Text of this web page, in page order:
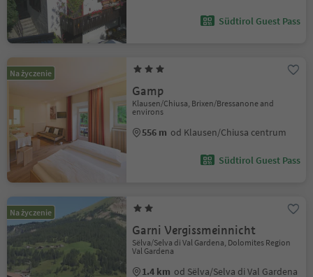
Südtirol Guest Pass
Na życzenie
Gamp
Klausen/Chiusa, Brixen/Bressanone and
environs
556 m od Klausen/Chiusa centrum
Südtirol Guest Pass
Na życzenie
Garni Vergissmeinnicht
Sëlva/Selva di Val Gardena, Dolomites Region
Val Gardena
1.4 km od Sëlva/Selva di Val Gardena